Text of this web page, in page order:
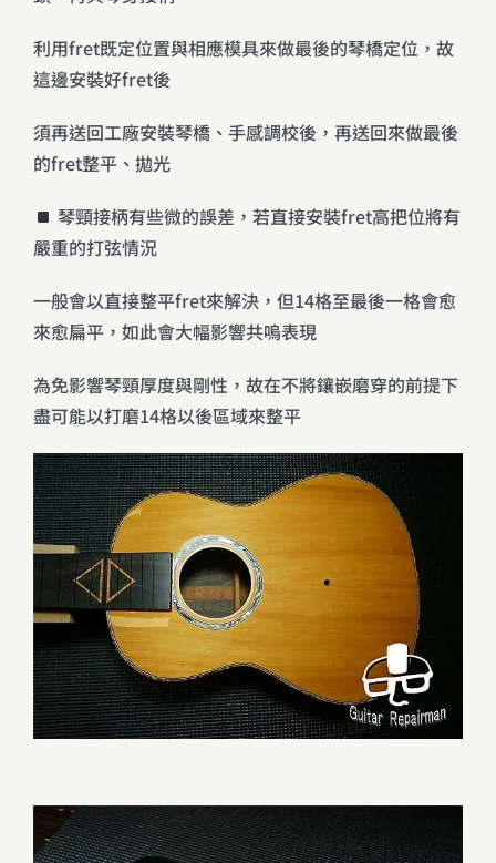
利用fret既定位置與相應模具來做最後的琴橋定位，故
這邊安裝好fret後
須再送回工廠安裝琴橋、手感調校後，再送回來做最後
的fret整平、拋光
琴頸接柄有些微的誤差，若直接安裝fret高把位將有
嚴重的打弦情況
一般會以直接整平fret來解決，但14格至最後一格會愈
來愈扁平，如此會大幅影響共嗚表現
為免影響琴頸厚度與剛性，故在不將鑲嵌磨穿的前提下
盡可能以打磨14格以後區域來整平